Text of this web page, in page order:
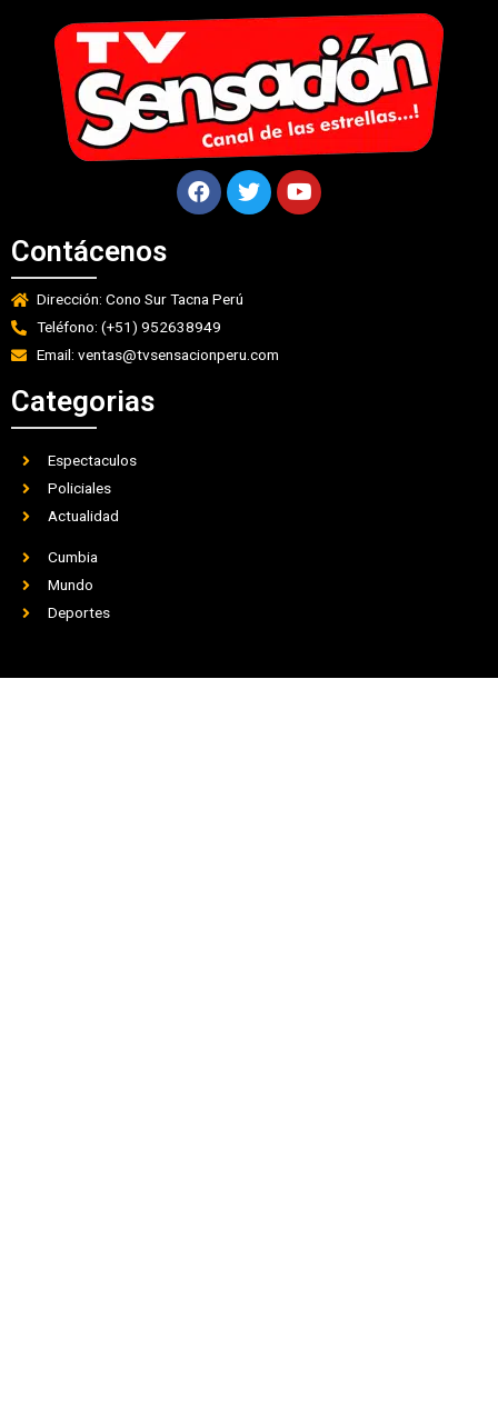
Contácenos
Dirección: Cono Sur Tacna Perú
Teléfono: (+51) 952638949
Email: ventas@tvsensacionperu.com
Categorias
Espectaculos
Policiales
Actualidad
Cumbia
Mundo
Deportes